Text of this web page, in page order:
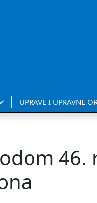
UPRAVE I UPRAVNE
46.